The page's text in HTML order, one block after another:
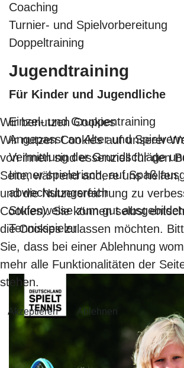
Coaching
Turnier- und Spielvorbereitung
Doppeltraining
Jugendtraining
Für Kinder und Jugendliche
Einzel- und Gruppentraining
Angepasst an Alter und
Vermittlung der Grundschläge
Immer spielerisch, auf Spaß
abwechslungsreich
Stufenweise zum gut
Tennisspieler
Wir benutzen Cookies
Wir nutzen Cookies auf unserer
von ihnen sind essenziell für den
Seite, während andere uns
und die Nutzererfahrung zu
Cookies). Sie können selbst
die Cookies zulassen möchten.
Sie, dass bei einer Ablehnung
mehr alle Funktionalitäten der
stehen.
Akzeptieren Ablehnen